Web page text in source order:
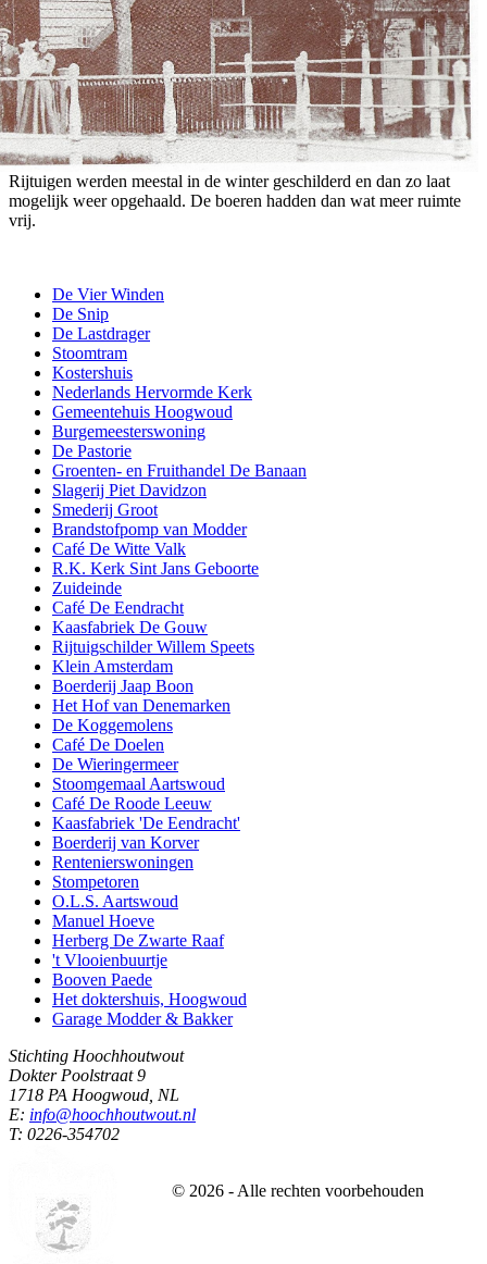
Rijtuigen werden meestal in de winter geschilderd en dan zo laat
mogelijk weer opgehaald. De boeren hadden dan wat meer ruimte
vrij.
De Vier Winden
De Snip
De Lastdrager
Stoomtram
Kostershuis
Nederlands Hervormde Kerk
Gemeentehuis Hoogwoud
Burgemeesterswoning
De Pastorie
Groenten- en Fruithandel De Banaan
Slagerij Piet Davidzon
Smederij Groot
Brandstofpomp van Modder
Café De Witte Valk
R.K. Kerk Sint Jans Geboorte
Zuideinde
Café De Eendracht
Kaasfabriek De Gouw
Rijtuigschilder Willem Speets
Klein Amsterdam
Boerderij Jaap Boon
Het Hof van Denemarken
De Koggemolens
Café De Doelen
De Wieringermeer
Stoomgemaal Aartswoud
Café De Roode Leeuw
Kaasfabriek 'De Eendracht'
Boerderij van Korver
Rentenierswoningen
Stompetoren
O.L.S. Aartswoud
Manuel Hoeve
Herberg De Zwarte Raaf
't Vlooienbuurtje
Booven Paede
Het doktershuis, Hoogwoud
Garage Modder & Bakker
Stichting Hoochhoutwout
Dokter Poolstraat 9
1718 PA Hoogwoud, NL
E: info@hoochhoutwout.nl
T: 0226-354702
© 2026 - Alle rechten voorbehouden